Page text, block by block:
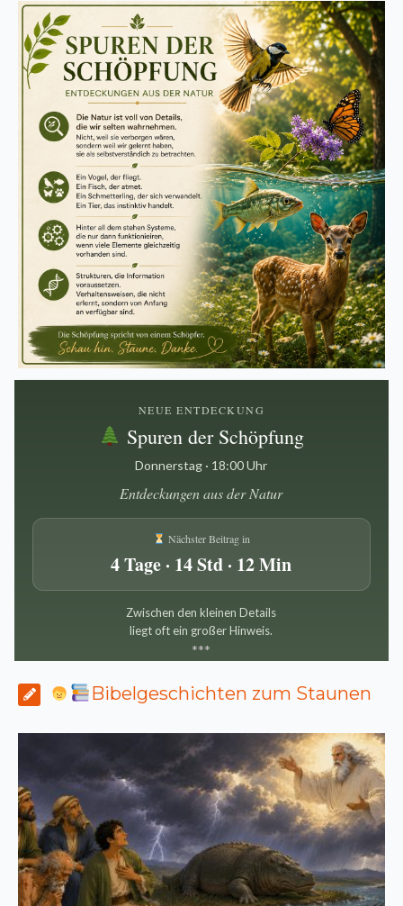
NEUE ENTDECKUNG
Spuren der Schöpfung
Donnerstag · 18:00 Uhr
Entdeckungen aus der Natur
Nächster Beitrag in
4 Tage · 14 Std · 12 Min
Zwischen den kleinen Details
liegt oft ein großer Hinweis.
***
Bibelgeschichten zum Staunen